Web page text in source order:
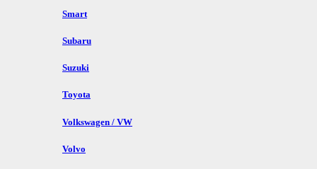
Smart
Subaru
Suzuki
Toyota
Volkswagen / VW
Volvo